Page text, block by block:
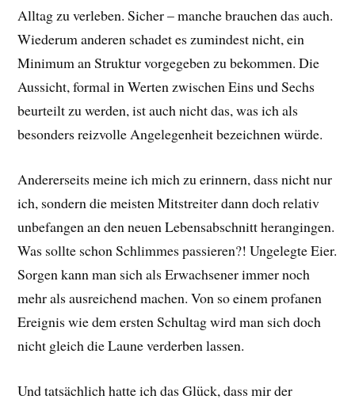
Alltag zu verleben. Sicher – manche brauchen das auch.
Wiederum anderen schadet es zumindest nicht, ein
Minimum an Struktur vorgegeben zu bekommen. Die
Aussicht, formal in Werten zwischen Eins und Sechs
beurteilt zu werden, ist auch nicht das, was ich als
besonders reizvolle Angelegenheit bezeichnen würde.
Andererseits meine ich mich zu erinnern, dass nicht nur
ich, sondern die meisten Mitstreiter dann doch relativ
unbefangen an den neuen Lebensabschnitt herangingen.
Was sollte schon Schlimmes passieren?! Ungelegte Eier.
Sorgen kann man sich als Erwachsener immer noch
mehr als ausreichend machen. Von so einem profanen
Ereignis wie dem ersten Schultag wird man sich doch
nicht gleich die Laune verderben lassen.
Und tatsächlich hatte ich das Glück, dass mir der